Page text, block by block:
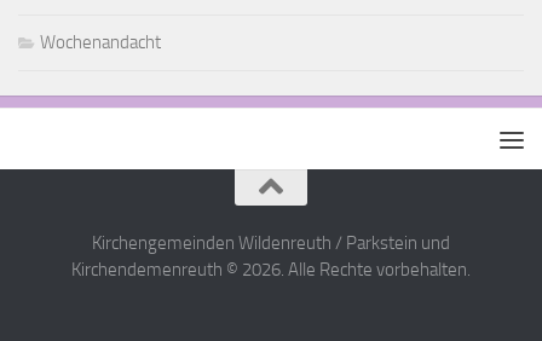
Wochenandacht
Kirchengemeinden Wildenreuth / Parkstein und
Kirchendemenreuth © 2026. Alle Rechte vorbehalten.